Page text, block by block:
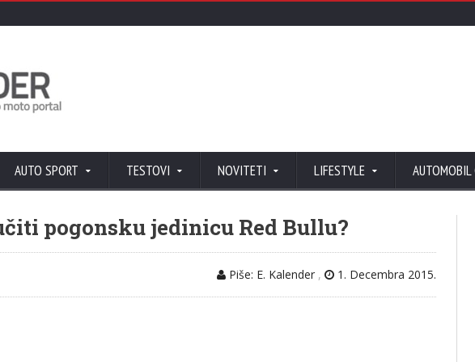
AUTO SPORT TESTOVI NOVITETI LIFESTYLE AUTOMOBIL
pogonsku jedinicu Red Bullu?
Piše: E. Kalender , 1. Decembra 2015.